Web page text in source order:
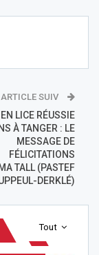
ARTICLE SUIV
LICE RÉUSSIE
À TANGER : LE
MESSAGE DE
FÉLICITATIONS
TALL (PASTEF
DERKLÉ)
Tout